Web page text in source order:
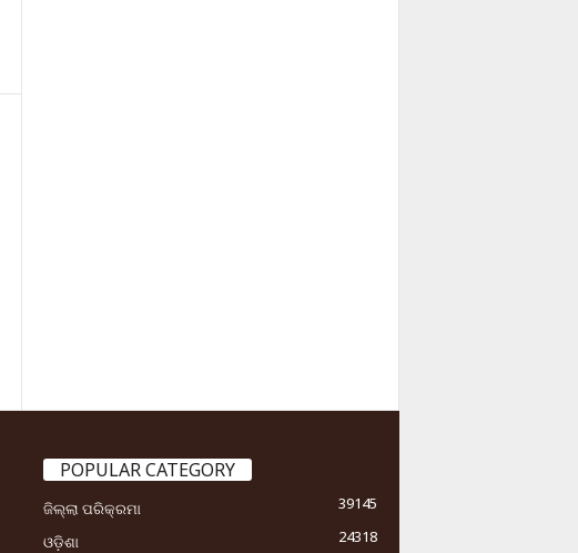
POPULAR CATEGORY
ଜିଲ୍ଲା ପରିକ୍ରମା
39145
ଓଡ଼ିଶା
24318